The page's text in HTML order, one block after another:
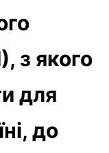
з якого
для
до